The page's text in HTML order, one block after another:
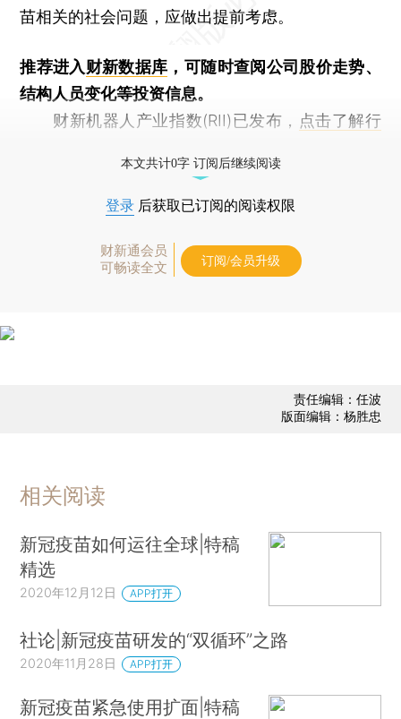
苗相关的社会问题，应做出提前考虑。
推荐进入财新数据库 ，可随时查阅公司股价走势、
结构人员变化等投资信息。
财新机器人产业指数(RII)已发布， 点击了解行
本文共计0字 订阅后继续阅读
登录 后获取已订阅的阅读权限
财新通会员
可畅读全文
订阅/会员升级
责任编辑：任波
版面编辑：杨胜忠
相关阅读
新冠疫苗如何运往全球|特稿
精选
2020年12月12日 APP打开
社论|新冠疫苗研发的“双循环”之路
2020年11月28日 APP打开
新冠疫苗紧急使用扩面|特稿